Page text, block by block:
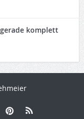
komplett